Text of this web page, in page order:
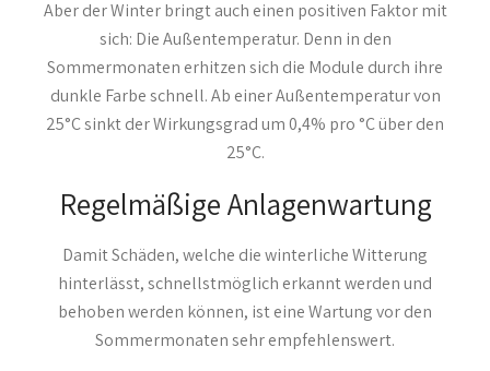
Aber der Winter bringt auch einen positiven Faktor mit
sich: Die Außentemperatur. Denn in den
Sommermonaten erhitzen sich die Module durch ihre
dunkle Farbe schnell. Ab einer Außentemperatur von
25°C sinkt der Wirkungsgrad um 0,4% pro °C über den
25°C.
Regelmäßige Anlagenwartung
Damit Schäden, welche die winterliche Witterung
hinterlässt, schnellstmöglich erkannt werden und
behoben werden können, ist eine Wartung vor den
Sommermonaten sehr empfehlenswert.